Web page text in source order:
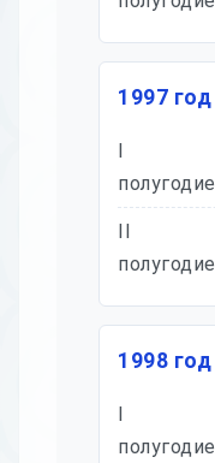
1997 год
I
полугодие
II
полугодие
1998 год
I
полугодие